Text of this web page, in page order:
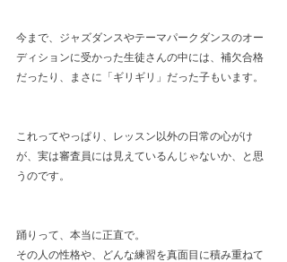
今まで、ジャズダンスやテーマパークダンスのオー
ディションに受かった生徒さんの中には、補欠合格
だったり、まさに「ギリギリ」だった子もいます。
これってやっぱり、レッスン以外の日常の心がけ
が、実は審査員には見えているんじゃないか、と思
うのです。
踊りって、本当に正直で。
その人の性格や、どんな練習を真面目に積み重ねて